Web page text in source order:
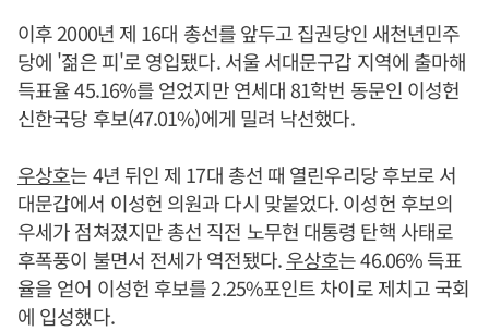
이후 2000년 제 16대 총선를 앞두고 집권당인 새천년민주
당에 '젊은 피'로 영입됐다. 서울 서대문구갑 지역에 출마해
득표율 45.16%를 얻었지만 연세대 81학번 동문인 이성헌
신한국당 후보(47.01%)에게 밀려 낙선했다.
우상호는 4년 뒤인 제 17대 총선 때 열린우리당 후보로 서
대문갑에서 이성헌 의원과 다시 맞붙었다. 이성헌 후보의
우세가 점쳐졌지만 총선 직전 노무현 대통령 탄핵 사태로
후폭풍이 불면서 전세가 역전됐다.우상호는 46.06% 득표
율을 얻어 이성헌 후보를 2.25%포인트 차이로 제치고 국회
에 입성했다.